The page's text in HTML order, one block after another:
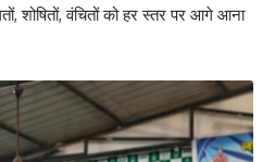
शोषितों, वंचितों को हर स्तर पर आगे आना